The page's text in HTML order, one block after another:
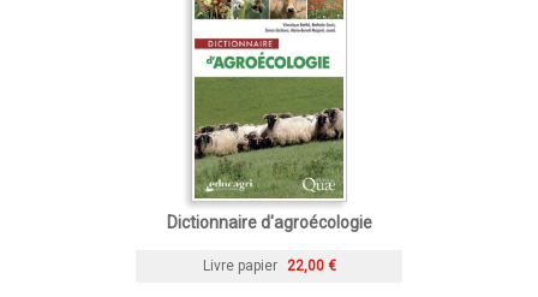
Dictionnaire d'agroécologie
Livre papier 22,00 €